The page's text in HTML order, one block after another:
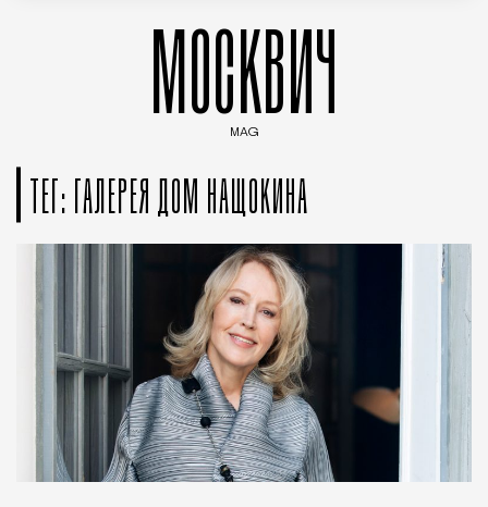
МОСКВИЧ
MAG
ТЕГ: ГАЛЕРЕЯ ДОМ НАЩОКИНА